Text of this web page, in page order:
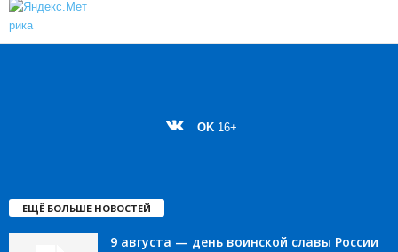
OK 16+
ЕЩЁ БОЛЬШЕ НОВОСТЕЙ
9 августа — день воинской славы России